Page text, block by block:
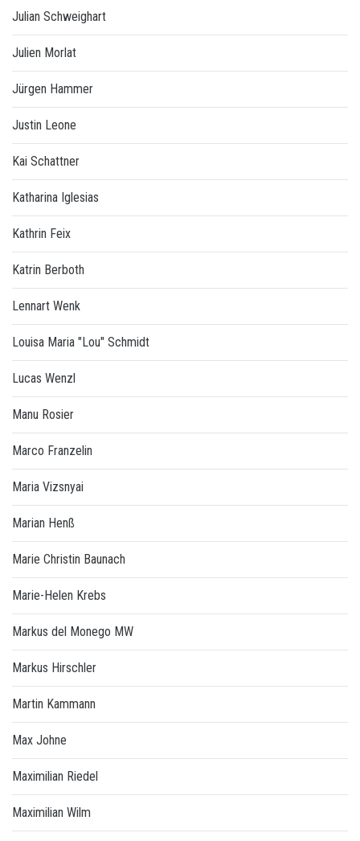
Julian Schweighart
Julien Morlat
Jürgen Hammer
Justin Leone
Kai Schattner
Katharina Iglesias
Kathrin Feix
Katrin Berboth
Lennart Wenk
Louisa Maria "Lou" Schmidt
Lucas Wenzl
Manu Rosier
Marco Franzelin
Maria Vizsnyai
Marian Henß
Marie Christin Baunach
Marie-Helen Krebs
Markus del Monego MW
Markus Hirschler
Martin Kammann
Max Johne
Maximilian Riedel
Maximilian Wilm